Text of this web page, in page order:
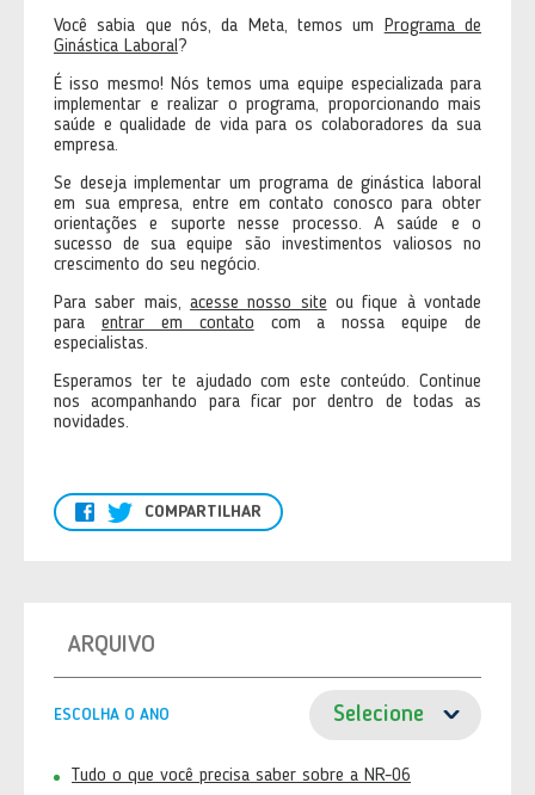
Você sabia que nós, da Meta, temos um Programa de
Ginástica Laboral?
É isso mesmo! Nós temos uma equipe especializada para
implementar e realizar o programa, proporcionando mais
saúde e qualidade de vida para os colaboradores da sua
empresa.
Se deseja implementar um programa de ginástica laboral
em sua empresa, entre em contato conosco para obter
orientações e suporte nesse processo. A saúde e o
sucesso de sua equipe são investimentos valiosos no
crescimento do seu negócio.
Para saber mais, acesse nosso site ou fique à vontade
para entrar em contato com a nossa equipe de
especialistas.
Esperamos ter te ajudado com este conteúdo. Continue
nos acompanhando para ficar por dentro de todas as
novidades.
COMPARTILHAR
ARQUIVO
ESCOLHA O ANO
Tudo o que você precisa saber sobre a NR-06